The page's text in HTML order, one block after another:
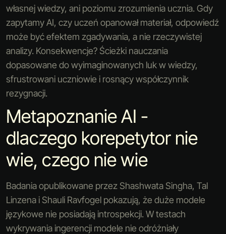
własnej wiedzy, ani poziomu zrozumienia ucznia. Gdy
zapytamy AI, czy uczeń opanował materiał, odpowiedź
może być efektem zgadywania, a nie rzeczywistej
analizy. Konsekwencje? Ścieżki nauczania
dopasowane do wyimaginowanych luk w wiedzy,
sfrustrowani uczniowie i rosnący współczynnik
rezygnacji.
Metapoznanie AI -
dlaczego korepetytor nie
wie, czego nie wie
Badania opublikowane przez Shashwata Singha, Tal
Linzena i Shauli Ravfogel pokazują, że duże modele
językowe nie posiadają introspekcji. W testach
wykrywania ingerencji modele nie odróżniały